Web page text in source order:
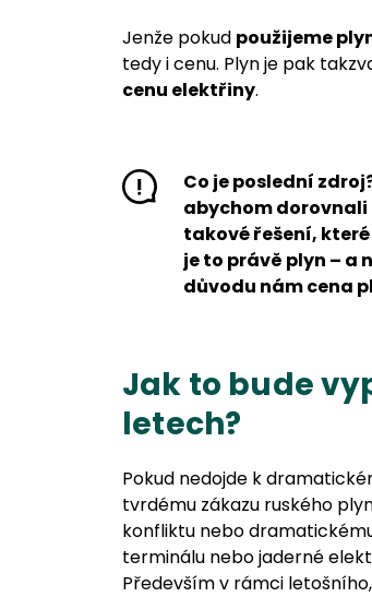
Jenže pokud použijeme
tedy i cenu. Plyn je pak
cenu elektřiny.
Co je poslední
abychom dorovnali
takové řešení,
je to právě plyn – a
důvodu nám cena
Jak to bude
letech?
Pokud nedojde k
tvrdému zákazu ruského
konfliktu nebo
terminálu nebo jaderné
Především v rámci